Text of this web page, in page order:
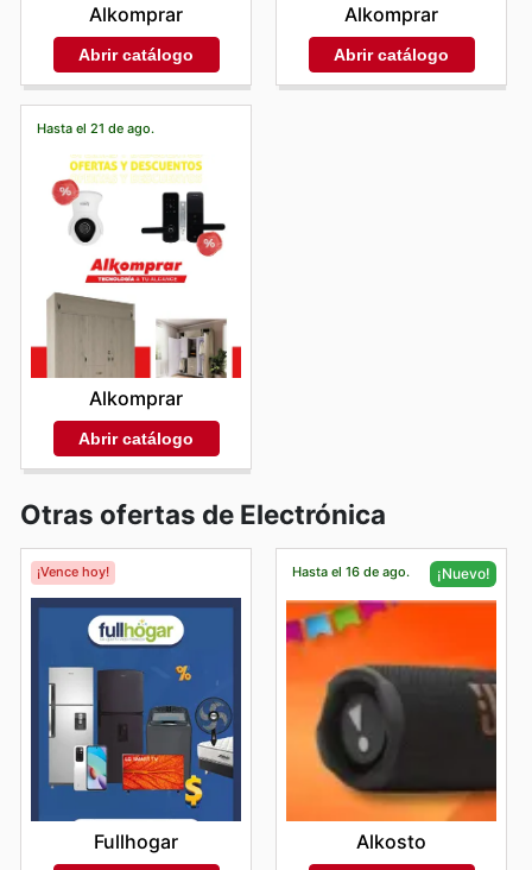
Alkomprar
Abrir catálogo
Alkomprar
Abrir catálogo
Hasta el 21 de ago.
Alkomprar
Abrir catálogo
Otras ofertas de Electrónica
¡Vence hoy!
Fullhogar
Hasta el 16 de ago. ¡Nuevo!
Alkosto